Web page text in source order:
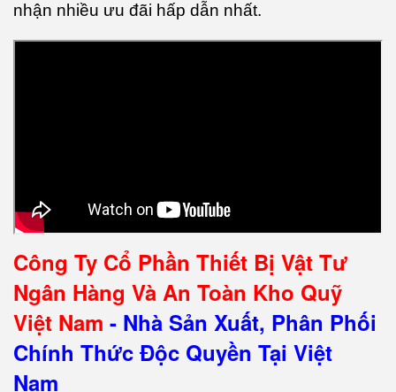
nhận nhiều ưu đãi hấp dẫn nhất.
Công Ty Cổ Phần Thiết Bị Vật Tư
Ngân Hàng Và An Toàn Kho Quỹ
Việt Nam - Nhà Sản Xuất, Phân Phối
Chính Thức Độc Quyền Tại Việt
Nam